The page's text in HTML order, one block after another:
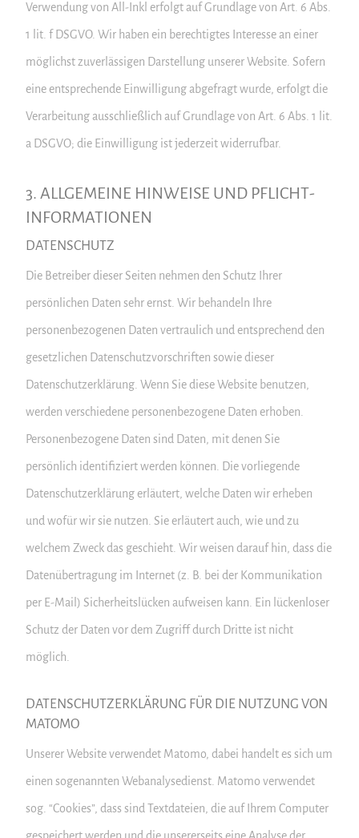
Verwendung von All-Inkl erfolgt auf Grundlage von Art. 6 Abs.
1 lit. f DSGVO. Wir haben ein berechtigtes Interesse an einer
möglichst zuverlässigen Darstellung unserer Website. Sofern
eine entsprechende Einwilligung abgefragt wurde, erfolgt die
Verarbeitung ausschließlich auf Grundlage von Art. 6 Abs. 1 lit.
a DSGVO; die Einwilligung ist jederzeit widerrufbar.
3. ALLGEMEINE HINWEISE UND PFLICHT­
INFORMATIONEN
DATENSCHUTZ
Die Betreiber dieser Seiten nehmen den Schutz Ihrer
persönlichen Daten sehr ernst. Wir behandeln Ihre
personenbezogenen Daten vertraulich und entsprechend den
gesetzlichen Datenschutzvorschriften sowie dieser
Datenschutzerklärung. Wenn Sie diese Website benutzen,
werden verschiedene personenbezogene Daten erhoben.
Personenbezogene Daten sind Daten, mit denen Sie
persönlich identifiziert werden können. Die vorliegende
Datenschutzerklärung erläutert, welche Daten wir erheben
und wofür wir sie nutzen. Sie erläutert auch, wie und zu
welchem Zweck das geschieht. Wir weisen darauf hin, dass die
Datenübertragung im Internet (z. B. bei der Kommunikation
per E-Mail) Sicherheitslücken aufweisen kann. Ein lückenloser
Schutz der Daten vor dem Zugriff durch Dritte ist nicht
möglich.
DATENSCHUTZERKLÄRUNG FÜR DIE NUTZUNG VON
MATOMO
Unserer Website verwendet Matomo, dabei handelt es sich um
einen sogenannten Webanalysedienst. Matomo verwendet
sog. “Cookies”, dass sind Textdateien, die auf Ihrem Computer